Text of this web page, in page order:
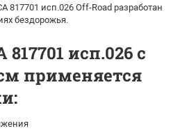
исп.026 Off-Road разработан
бездорожья.
исп.026 с
применяется